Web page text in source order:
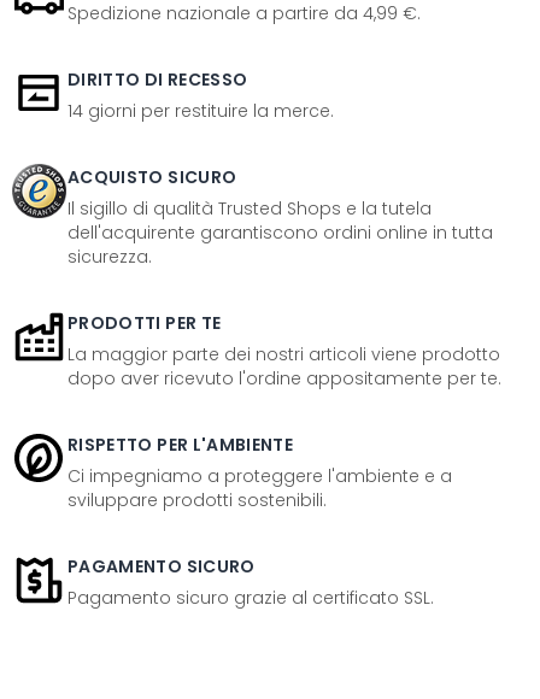
Spedizione nazionale a partire da 4,99 €.
DIRITTO DI RECESSO
14 giorni per restituire la merce.
ACQUISTO SICURO
Il sigillo di qualità Trusted Shops e la tutela
dell'acquirente garantiscono ordini online in tutta
sicurezza.
PRODOTTI PER TE
La maggior parte dei nostri articoli viene prodotto
dopo aver ricevuto l'ordine appositamente per te.
RISPETTO PER L'AMBIENTE
Ci impegniamo a proteggere l'ambiente e a
sviluppare prodotti sostenibili.
PAGAMENTO SICURO
Pagamento sicuro grazie al certificato SSL.